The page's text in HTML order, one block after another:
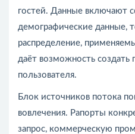
гостей. Данные включают
демографические данные,
распределение,
даёт возможность создать
пользователя.
Блок источников потока
вовлечения. Рапорты
запрос, коммерческую